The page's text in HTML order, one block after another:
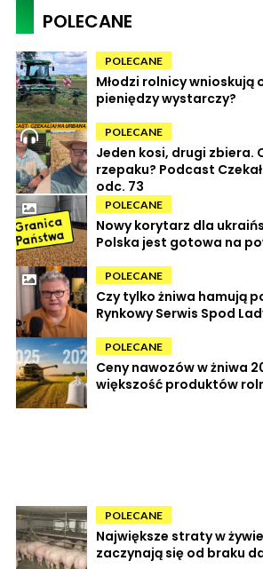
POLECANE
POLECANE
Młodzi rolnicy wnioskują
pieniędzy wystarczy?
POLECANE
Jeden kosi, drugi zbiera.
rzepaku? Podcast
odc. 73
POLECANE
Nowy korytarz dla
Polska jest gotowa na
POLECANE
Czy tylko żniwa hamują
Rynkowy Serwis Spod
POLECANE
Ceny nawozów w żniwa
większość produktów
POLECANE
Największe straty w
zaczynają się od braku